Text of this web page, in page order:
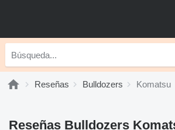
Reseñas Bulldozers Komatsu
Reseñas Bulldozers